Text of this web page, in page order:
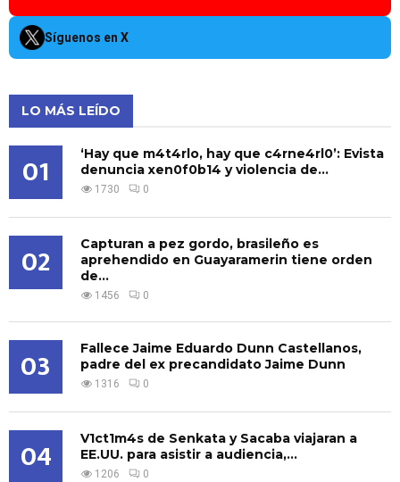
Síguenos en X
LO MÁS LEÍDO
01
‘Hay que m4t4rlo, hay que c4rne4rl0’: Evista
denuncia xen0f0b14 y violencia de...
1730 0
02
Capturan a pez gordo, brasileño es
aprehendido en Guayaramerin tiene orden
de...
1456 0
03
Fallece Jaime Eduardo Dunn Castellanos,
padre del ex precandidato Jaime Dunn
1316 0
04
V1ct1m4s de Senkata y Sacaba viajaran a
EE.UU. para asistir a audiencia,...
1206 0